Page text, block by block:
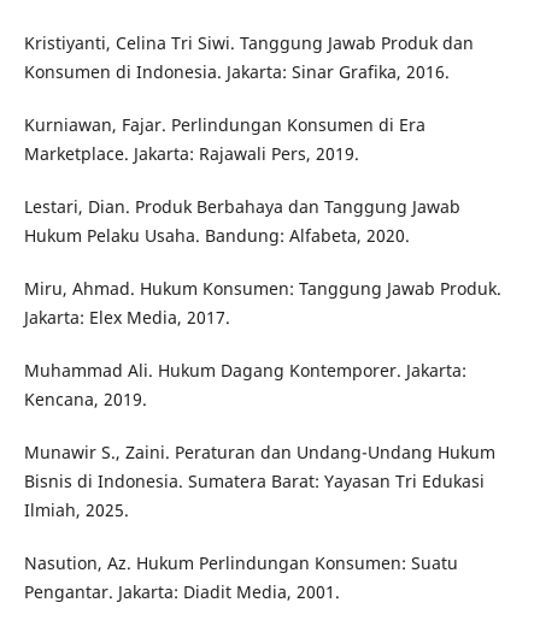
Kristiyanti, Celina Tri Siwi. Tanggung Jawab Produk dan
Konsumen di Indonesia. Jakarta: Sinar Grafika, 2016.
Kurniawan, Fajar. Perlindungan Konsumen di Era
Marketplace. Jakarta: Rajawali Pers, 2019.
Lestari, Dian. Produk Berbahaya dan Tanggung Jawab
Hukum Pelaku Usaha. Bandung: Alfabeta, 2020.
Miru, Ahmad. Hukum Konsumen: Tanggung Jawab Produk.
Jakarta: Elex Media, 2017.
Muhammad Ali. Hukum Dagang Kontemporer. Jakarta:
Kencana, 2019.
Munawir S., Zaini. Peraturan dan Undang-Undang Hukum
Bisnis di Indonesia. Sumatera Barat: Yayasan Tri Edukasi
Ilmiah, 2025.
Nasution, Az. Hukum Perlindungan Konsumen: Suatu
Pengantar. Jakarta: Diadit Media, 2001.